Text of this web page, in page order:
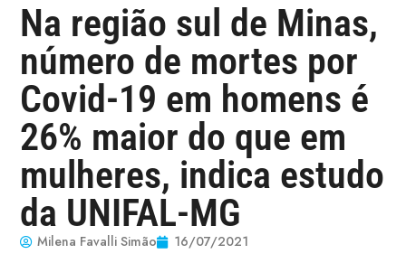
Na região sul de Minas,
número de mortes por
Covid-19 em homens é
26% maior do que em
mulheres, indica estudo
da UNIFAL-MG
Milena Favalli Simão 16/07/2021